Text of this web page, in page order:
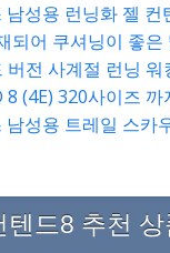
남성용 런닝화 젤 컨
되어 쿠셔닝이 좋은
버전 사계절 런닝 워
(4E) 320사이즈 까
남성용 트레일 스카
텐드8 추천 상